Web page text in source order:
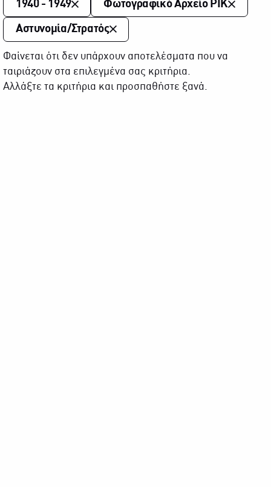
1940 - 1949 Φωτογραφικό Αρχείο ΡΙΚ
Αστυνομία/Στρατός
Φαίνεται ότι δεν υπάρχουν αποτελέσματα που να
ταιριάζουν στα επιλεγμένα σας κριτήρια.
Αλλάξτε τα κριτήρια και προσπαθήστε ξανά.